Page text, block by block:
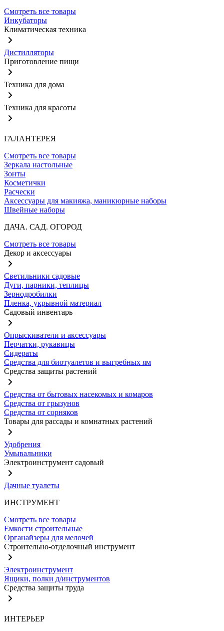
Смотреть все товары
Инкубаторы
Климатическая техника
Дистилляторы
Приготовление пищи
Техника для дома
Техника для красоты
ГАЛАНТЕРЕЯ
Смотреть все товары
Зеркала настольные
Зонты
Косметички
Расчески
Аксессуары для макияжа, маникюрные наборы
Швейные наборы
ДАЧА. САД. ОГОРОД
Смотреть все товары
Декор и аксессуары
Светильники садовые
Дуги, парники, теплицы
Зернодробилки
Пленка, укрывной материал
Садовый инвентарь
Опрыскиватели и аксессуары
Перчатки, рукавицы
Сидераты
Средства для биотуалетов и выгребных ям
Средства защиты растений
Средства от бытовых насекомых и комаров
Средства от грызунов
Средства от сорняков
Товары для рассады и комнатных растений
Удобрения
Умывальники
Электроинструмент садовый
Дачные туалеты
ИНСТРУМЕНТ
Смотреть все товары
Емкости строительные
Органайзеры для мелочей
Строительно-отделочный инструмент
Электроинструмент
Ящики, полки д/инструментов
Средства защиты труда
ИНТЕРЬЕР